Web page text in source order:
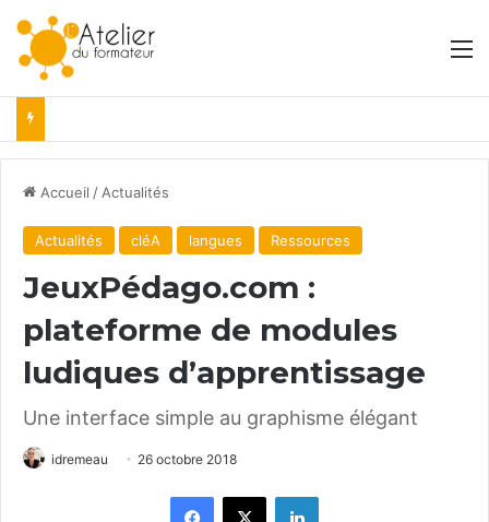
Accueil / Actualités
Actualités cléA langues Ressources
JeuxPédago.com :
plateforme de modules
ludiques d’apprentissage
Une interface simple au graphisme élégant
idremeau 26 octobre 2018
Facebook
X Linkedin